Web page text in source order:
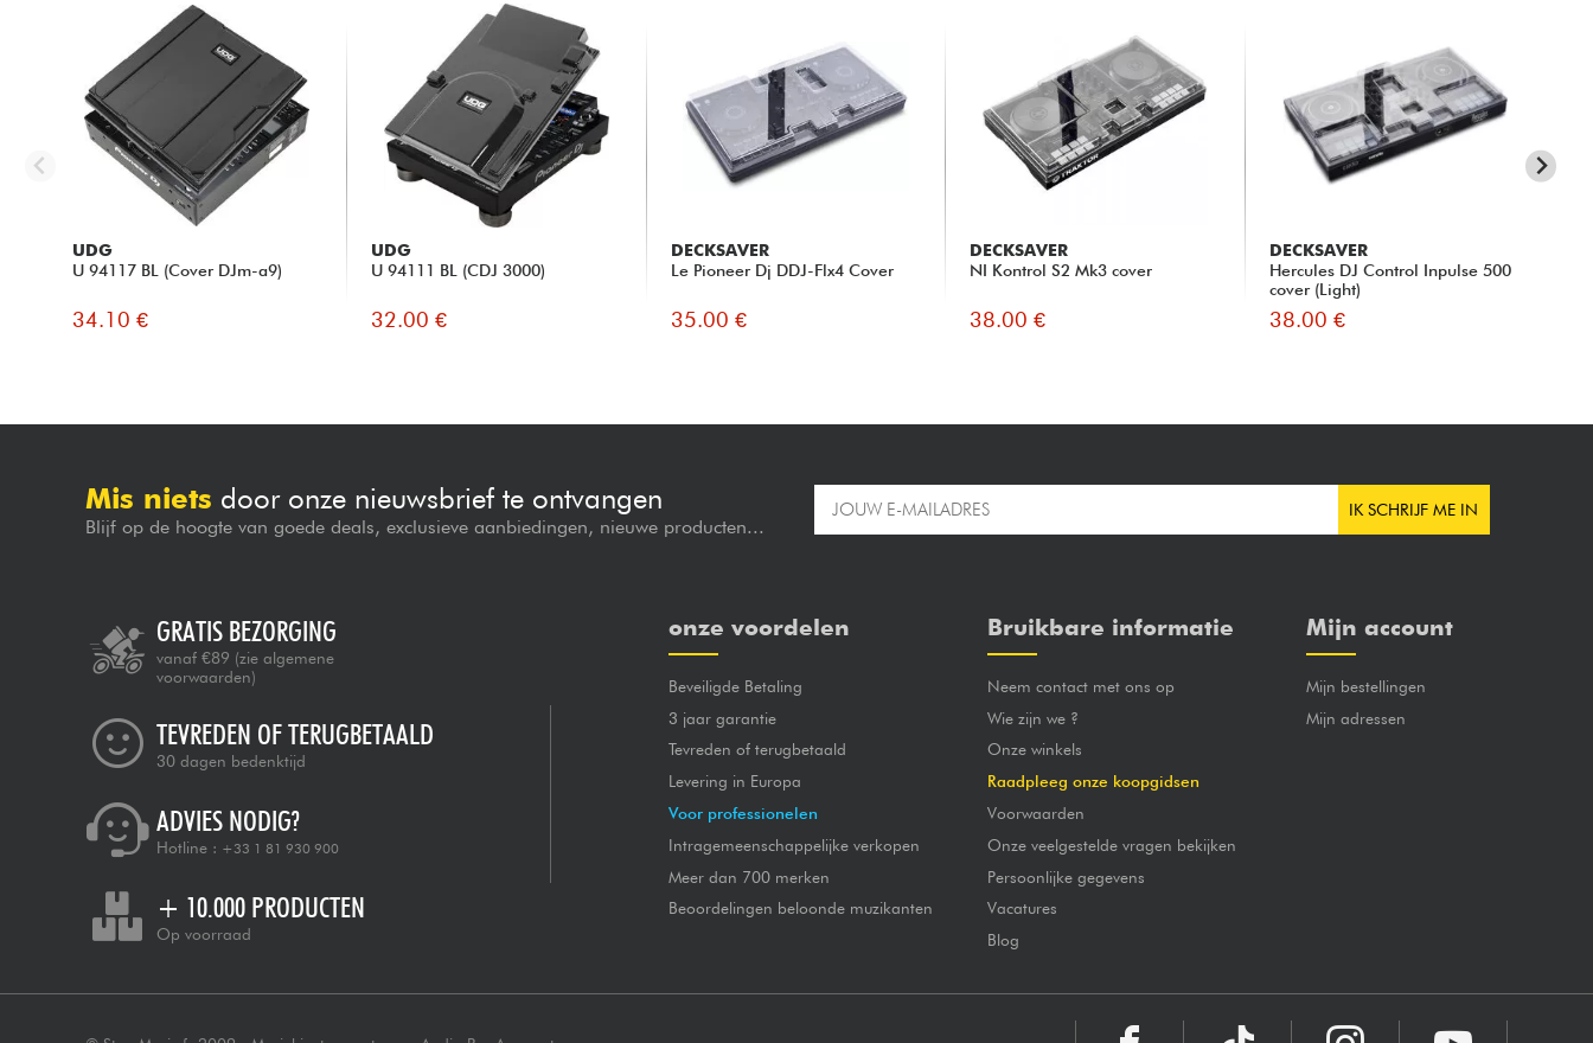
UDG
U 94117 BL (Cover DJm-a9)
34.10 €
UDG
U 94111 BL (CDJ 3000)
32.00 €
DECKSAVER
Le Pioneer Dj DDJ-Flx4 Cover
35.00 €
DECKSAVER
NI Kontrol S2 Mk3 cover
38.00 €
DECKSAVER
Hercules DJ Control Inpulse 500
cover (Light)
38.00 €
Mis niets door onze nieuwsbrief te ontvangen
Blijf op de hoogte van goede deals, exclusieve aanbiedingen, nieuwe producten...
IK SCHRIJF ME IN
GRATIS BEZORGING
vanaf €89 (zie algemene
voorwaarden)
TEVREDEN OF TERUGBETAALD
30 dagen bedenktijd
ADVIES NODIG?
Hotline : +33 1 81 930 900
+ 10.000 PRODUCTEN
Op voorraad
onze voordelen
Beveiligde Betaling
3 jaar garantie
Tevreden of terugbetaald
Levering in Europa
Voor professionelen
Intragemeenschappelijke verkopen
Meer dan 700 merken
Beoordelingen beloonde muzikanten
Bruikbare informatie
Neem contact met ons op
Wie zijn we ?
Onze winkels
Raadpleeg onze koopgidsen
Voorwaarden
Onze veelgestelde vragen bekijken
Persoonlijke gegevens
Vacatures
Blog
Mijn account
Mijn bestellingen
Mijn adressen